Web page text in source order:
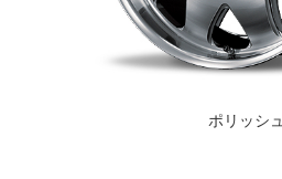
ポリッシュ